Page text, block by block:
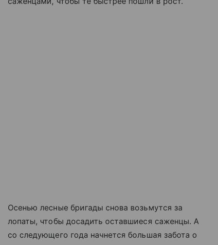
Осенью лесные бригады снова возьмутся за
лопаты, чтобы досадить оставшиеся саженцы. А
со следующего года начнется большая забота о